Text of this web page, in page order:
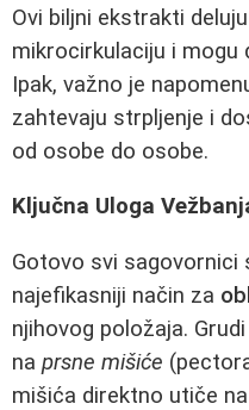
Ovi biljni ekstrakti
mikrocirkulaciju i
Ipak, važno je
zahtevaju strpljenje i
od osobe do osobe.
Ključna Uloga
Gotovo svi sagovornici
najefikasniji način za
njihovog položaja.
na prsne mišiće
mišića direktno utiče